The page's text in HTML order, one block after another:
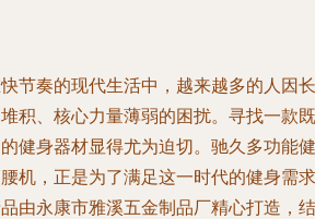
节奏的现代生活中，越来越多的人因
积、核心力量薄弱的困扰。寻找一款
健身器材显得尤为迫切。驰久多功能
机，正是为了满足这一时代的健身需
由永康市雅溪五金制品厂精心打造，